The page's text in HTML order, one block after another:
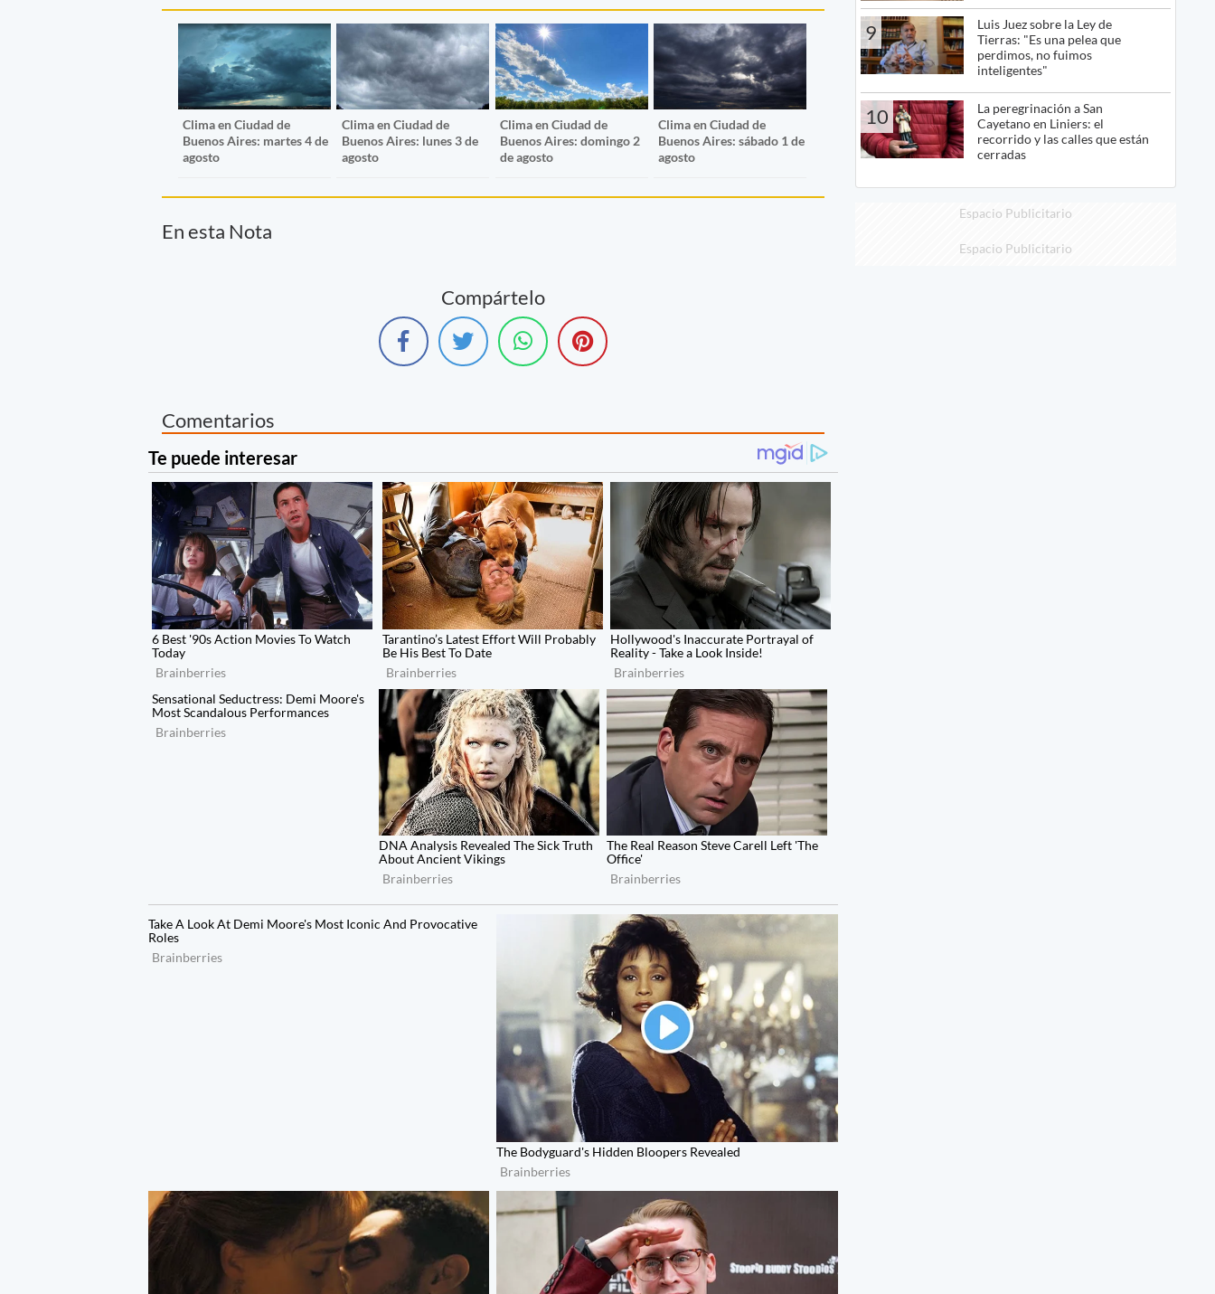
Clima en Ciudad de
Buenos Aires: martes 4 de
agosto
Clima en Ciudad de
Buenos Aires: lunes 3 de
agosto
Clima en Ciudad de
Buenos Aires: domingo 2
de agosto
Clima en Ciudad de
Buenos Aires: sábado 1 de
agosto
En esta Nota
Compártelo
Comentarios
9
Luis Juez sobre la Ley de
Tierras: "Es una pelea que
perdimos, no fuimos
inteligentes"
10
La peregrinación a San
Cayetano en Liniers: el
recorrido y las calles que están
cerradas
Espacio Publicitario
Espacio Publicitario